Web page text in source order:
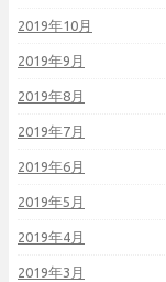
2019年10月
2019年9月
2019年8月
2019年7月
2019年6月
2019年5月
2019年4月
2019年3月